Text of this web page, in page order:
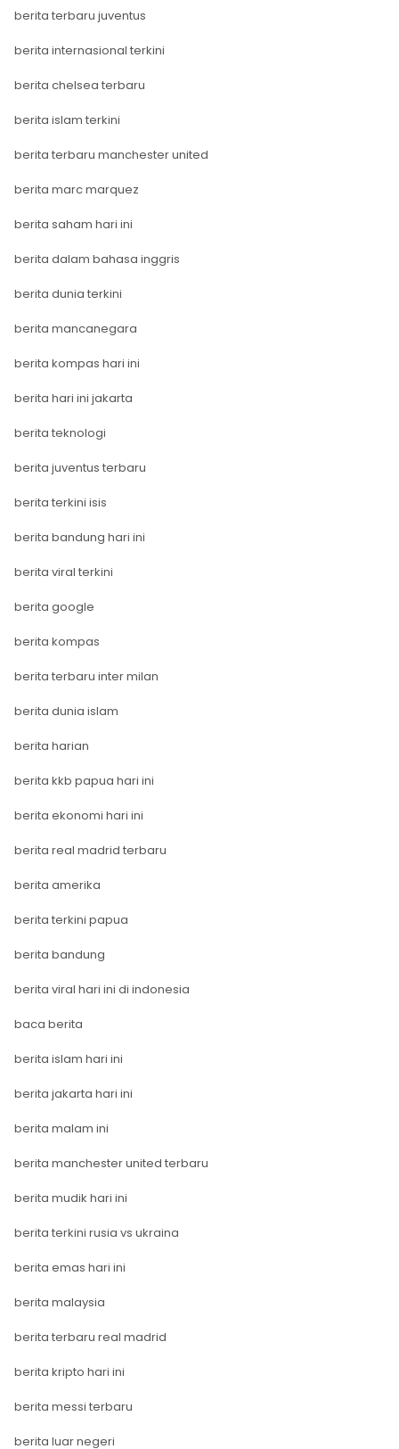
berita terbaru juventus
berita internasional terkini
berita chelsea terbaru
berita islam terkini
berita terbaru manchester united
berita marc marquez
berita saham hari ini
berita dalam bahasa inggris
berita dunia terkini
berita mancanegara
berita kompas hari ini
berita hari ini jakarta
berita teknologi
berita juventus terbaru
berita terkini isis
berita bandung hari ini
berita viral terkini
berita google
berita kompas
berita terbaru inter milan
berita dunia islam
berita harian
berita kkb papua hari ini
berita ekonomi hari ini
berita real madrid terbaru
berita amerika
berita terkini papua
berita bandung
berita viral hari ini di indonesia
baca berita
berita islam hari ini
berita jakarta hari ini
berita malam ini
berita manchester united terbaru
berita mudik hari ini
berita terkini rusia vs ukraina
berita emas hari ini
berita malaysia
berita terbaru real madrid
berita kripto hari ini
berita messi terbaru
berita luar negeri